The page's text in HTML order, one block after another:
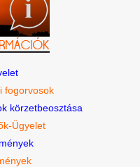
fogorvosok
körzetbeosztása
Ügyelet